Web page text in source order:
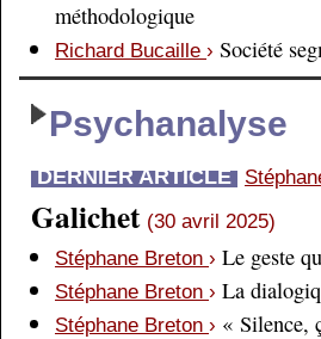
méthodologique
Richard Bucaille › Société
Psychanalyse
DERNIER ARTICLE
Galichet (30 avril 2025)
Stéphane Breton › Le geste
Stéphane Breton › La
Stéphane Breton › « Silence,